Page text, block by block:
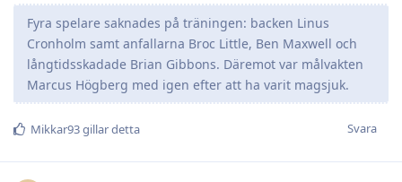
Fyra spelare saknades på träningen: backen Linus
Cronholm samt anfallarna Broc Little, Ben Maxwell och
långtidsskadade Brian Gibbons. Däremot var målvakten
Marcus Högberg med igen efter att ha varit magsjuk.
Svara
Mikkar93gillar detta